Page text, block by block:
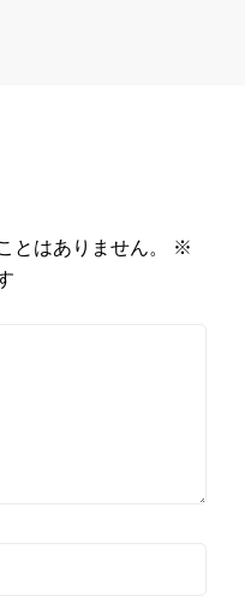
はありません。
※